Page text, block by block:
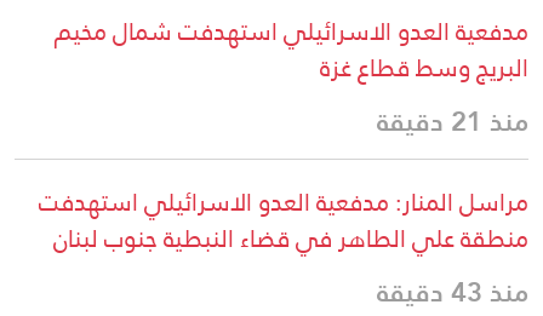
مدفعية العدو الاسرائيلي استهدفت شمال مخيم
البريج وسط قطاع غزة
منذ 21 دقيقة
مراسل المنار: مدفعية العدو الاسرائيلي استهدفت
منطقة علي الطاهر في قضاء النبطية جنوب لبنان
منذ 43 دقيقة